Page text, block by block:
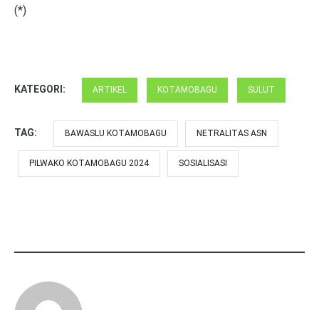
(*)
KATEGORI: ARTIKEL KOTAMOBAGU SULUT
TAG: BAWASLU KOTAMOBAGU NETRALITAS ASN
PILWAKO KOTAMOBAGU 2024 SOSIALISASI